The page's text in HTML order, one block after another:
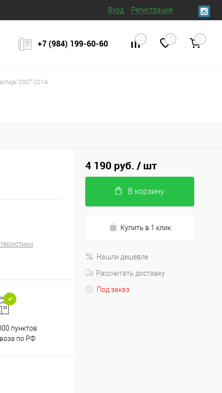
Вход Регистрация
+7 (984) 199‒60‒60 0 0 0
2007-2014
пунктов
по РФ
4 190 руб. / шт
В корзину
Купить в 1 клик
Нашли дешевле
Рассчитать доставку
Под заказ